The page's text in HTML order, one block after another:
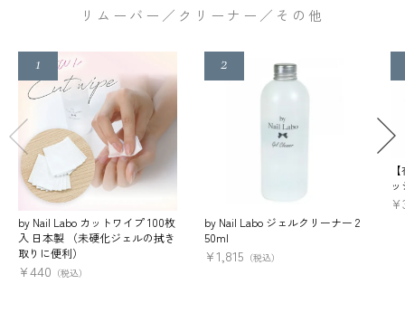
リムーバー／クリーナー／その他
by Nail Labo カットワイプ 100枚
入 日本製 （未硬化ジェルの拭き
取りに便利）
¥440 （税込）
by Nail Labo ジェルクリーナー 2
50ml
¥1,815 （税込）
¥